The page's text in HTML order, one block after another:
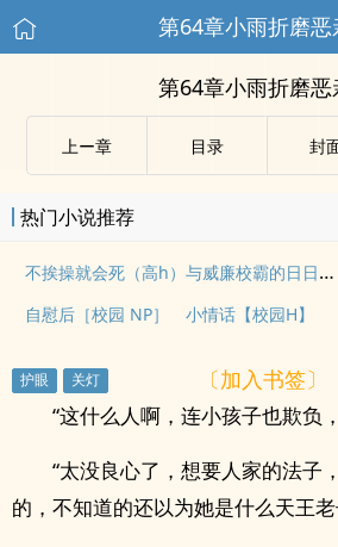
第64章小雨折磨恶
第64章小雨折磨恶
上ー章 目录 封
热门小说推荐
不挨操就会死（高h） 与威廉校霸的日日夜夜(1v1h)
自慰后［校园 NP］ 小情话【校园H】
〔加入书签〕
“这什么人啊，连小孩子也欺负
“太没良心了，想要人家的法子
的，不知道的还以为她是什么天王